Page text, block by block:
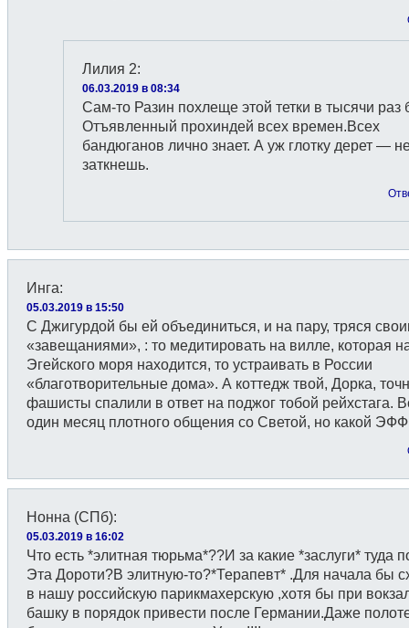
Лилия 2:
06.03.2019 в 08:34
Сам-то Разин похлеще этой тетки в тысячи раз
Отъявленный прохиндей всех времен.Всех
бандюганов лично знает. А уж глотку дерет —
заткнешь.
Инга:
05.03.2019 в 15:50
С Джигурдой бы ей объединиться, и на пару, тряся
«завещаниями», : то медитировать на вилле, которая
Эгейского моря находится, то устраивать в России
«благотворительные дома». А коттедж твой, Дорка,
фашисты спалили в ответ на поджог тобой рейхстага.
один месяц плотного общения со Светой, но какой
Нонна (СПб):
05.03.2019 в 16:02
Что есть *элитная тюрьма*??И за какие *заслуги* туда
Эта Дороти?В элитную-то?*Терапевт* .Для начала бы
в нашу российскую парикмахерскую ,хотя бы при
башку в порядок привести после Германии.Даже